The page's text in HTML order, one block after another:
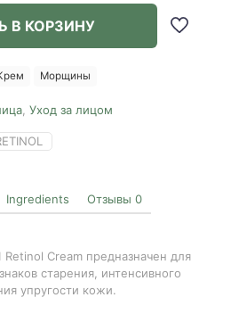
Ingredients Отзывы 0
Retinol Cream предназначен для
старения, интенсивного
упругости кожи.
В КОРЗИНУ
Морщины
Уход за лицом